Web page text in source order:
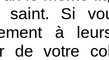
Si
à
de votre